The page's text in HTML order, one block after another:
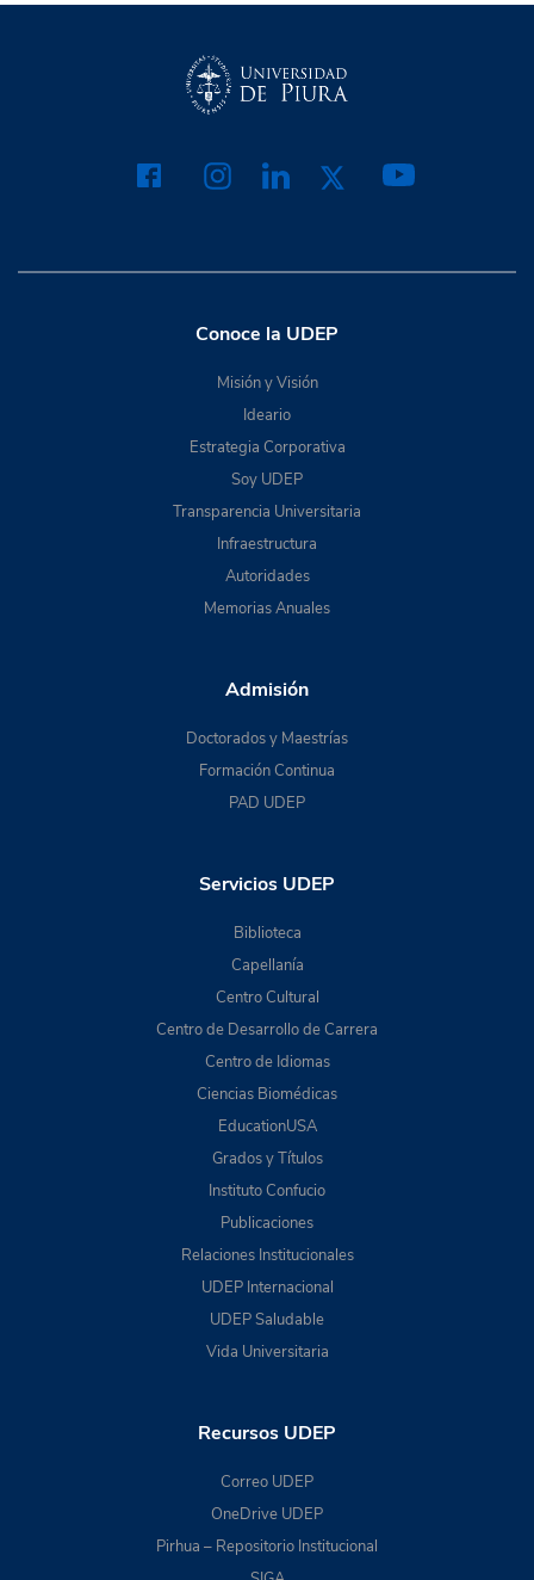
Conoce la UDEP
Misión y Visión
Ideario
Estrategia Corporativa
Soy UDEP
Transparencia Universitaria
Infraestructura
Autoridades
Memorias Anuales
Admisión
Doctorados y Maestrías
Formación Continua
PAD UDEP
Servicios UDEP
Biblioteca
Capellanía
Centro Cultural
Centro de Desarrollo de Carrera
Centro de Idiomas
Ciencias Biomédicas
EducationUSA
Grados y Títulos
Instituto Confucio
Publicaciones
Relaciones Institucionales
UDEP Internacional
UDEP Saludable
Vida Universitaria
Recursos UDEP
Correo UDEP
OneDrive UDEP
Pirhua – Repositorio Institucional